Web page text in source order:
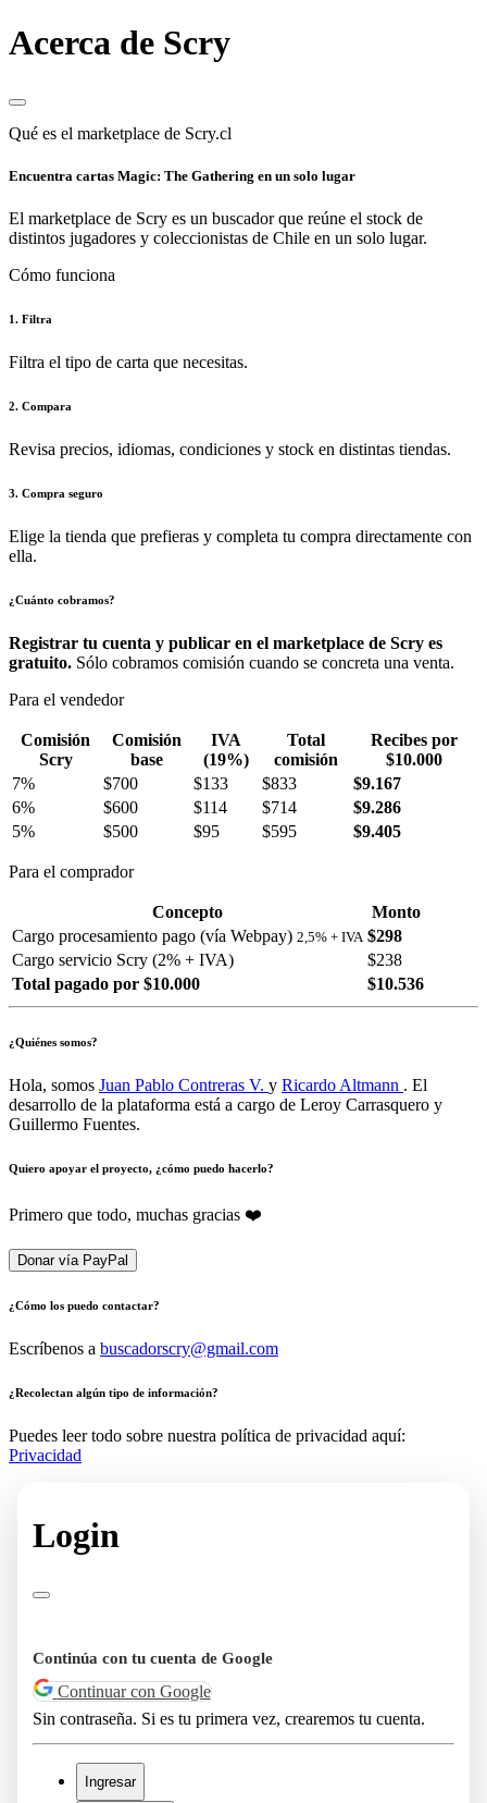
Acerca de Scry
Qué es el marketplace de Scry.cl
Encuentra cartas Magic: The Gathering en un solo lugar
El marketplace de Scry es un buscador que reúne el stock de
distintos jugadores y coleccionistas de Chile en un solo lugar.
Cómo funciona
1. Filtra
Filtra el tipo de carta que necesitas.
2. Compara
Revisa precios, idiomas, condiciones y stock en distintas tiendas.
3. Compra seguro
Elige la tienda que prefieras y completa tu compra directamente con
ella.
¿Cuánto cobramos?
Registrar tu cuenta y publicar en el marketplace de Scry es
gratuito. Sólo cobramos comisión cuando se concreta una venta.
Para el vendedor
Comisión
Scry
Comisión
base
IVA
(19%)
Total
comisión
Recibes por
$10.000
7%
$700 $133 $833
$9.167
6%
$600 $114 $714
$9.286
5%
$500 $95 $595 $9.405
Para el comprador
Concepto
Monto
Cargo procesamiento pago (vía Webpay) 2,5% + IVA $298
Cargo servicio Scry (2% + IVA)
$238
Total pagado por $10.000
$10.536
¿Quiénes somos?
Hola, somos Juan Pablo Contreras V. y Ricardo Altmann . El
desarrollo de la plataforma está a cargo de Leroy Carrasquero y
Guillermo Fuentes.
Quiero apoyar el proyecto, ¿cómo puedo hacerlo?
Primero que todo, muchas gracias ❤️
Donar vía PayPal
¿Cómo los puedo contactar?
Escríbenos a buscadorscry@gmail.com
¿Recolectan algún tipo de información?
Puedes leer todo sobre nuestra política de privacidad aquí:
Privacidad
Login
Continúa con tu cuenta de Google
Continuar con Google
Sin contraseña. Si es tu primera vez, crearemos tu cuenta.
Ingresar